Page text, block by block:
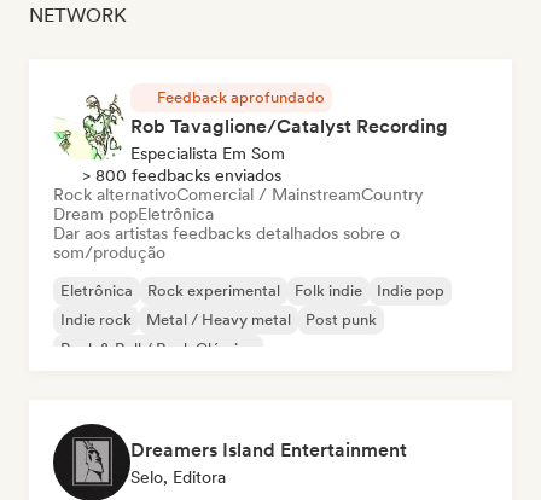
NETWORK
Feedback aprofundado
Rob Tavaglione/Catalyst Recording
Especialista Em Som
> 800 feedbacks enviados
Rock alternativoComercial / MainstreamCountry
Dream popEletrônica
Dar aos artistas feedbacks detalhados sobre o
som/produção
Eletrônica Rock experimental Folk indie
Indie pop
Indie rock
Metal / Heavy metal
Post punk
Rock & Roll / Rock Clássico
Dreamers Island Entertainment
Selo, Editora